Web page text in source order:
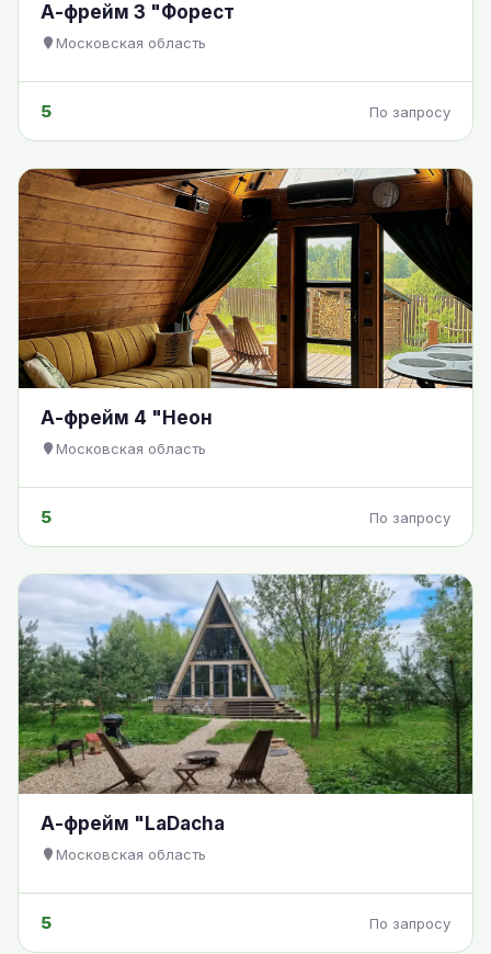
А-фрейм 3 "Форест
Московская область
5 По запросу
А-фрейм 4 "Неон
Московская область
5 По запросу
А-фрейм "LaDacha
Московская область
5 По запросу